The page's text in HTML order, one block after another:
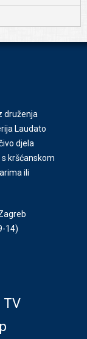
druženja
Laudato
djela
kršćanskom
ili
14)
TV